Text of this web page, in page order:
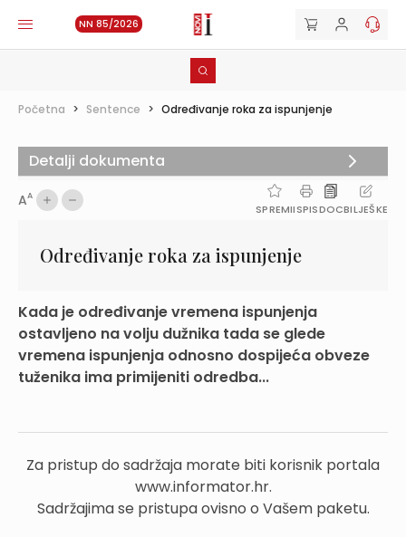
NN 85/2026
Početna > Sentence > Određivanje roka za ispunjenje
AA
SPREMIISPISDOCBILJEŠKE
Određivanje roka za ispunjenje
Kada je određivanje vremena ispunjenja
ostavljeno na volju dužnika tada se glede
vremena ispunjenja odnosno dospijeća obveze
tuženika ima primijeniti odredba...
Za pristup do sadržaja morate biti korisnik portala
www.informator.hr.
Sadržajima se pristupa ovisno o Vašem paketu.
Detalji dokumenta